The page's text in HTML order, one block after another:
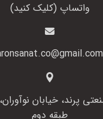
واتساپ (کلیک کنید)
طبقه دوم